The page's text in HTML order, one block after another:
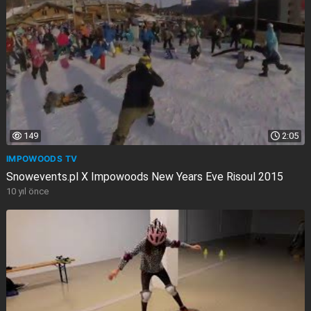
2:05
149
IMPOWOODS TV
Snowevents.pl X Impowoods New Years Eve Risoul 2015
10 yıl önce